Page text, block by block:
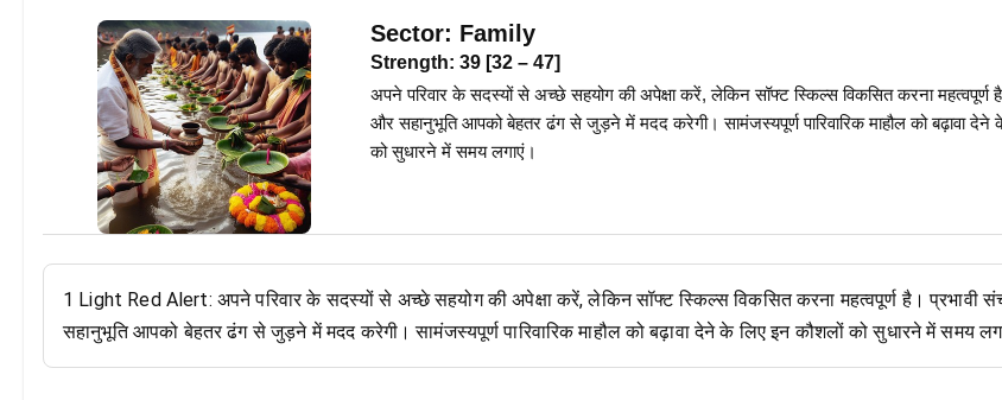
Sector: Family
Strength: 39 [32 – 47]
अपने परिवार के सदस्यों से अच्छे सहयोग की अपेक्षा करें, लेकिन सॉफ्ट स्किल्स विकसित करना महत्वपूर्ण
और सहानुभूति आपको बेहतर ढंग से जुड़ने में मदद करेगी। सामंजस्यपूर्ण पारिवारिक माहौल को बढ़ावा देने
को सुधारने में समय लगाएं।
1 Light Red Alert: अपने परिवार के सदस्यों से अच्छे सहयोग की अपेक्षा करें, लेकिन सॉफ्ट स्किल्स विकसित करना महत्वपूर्ण है। प्रभावी
सहानुभूति आपको बेहतर ढंग से जुड़ने में मदद करेगी। सामंजस्यपूर्ण पारिवारिक माहौल को बढ़ावा देने के लिए इन कौशलों को सुधारने में समय